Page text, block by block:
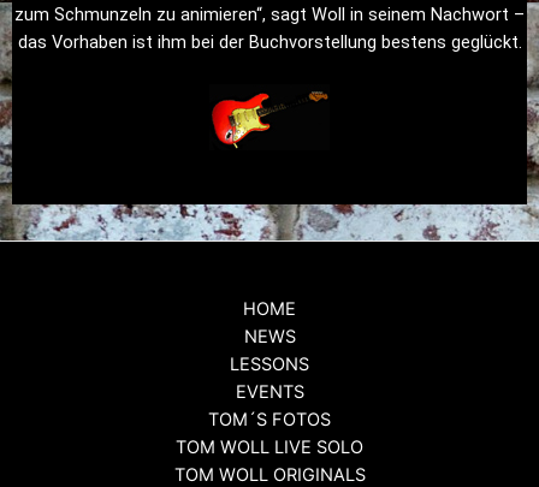
zum Schmunzeln zu animieren“, sagt Woll in seinem Nachwort –
das Vorhaben ist ihm bei der Buchvorstellung bestens geglückt.
HOME
NEWS
LESSONS
EVENTS
TOM´S FOTOS
TOM WOLL LIVE SOLO
TOM WOLL ORIGINALS